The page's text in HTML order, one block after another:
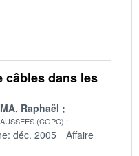
câbles dans les
Raphaël
(CGPC)
déc. 2005
Affaire